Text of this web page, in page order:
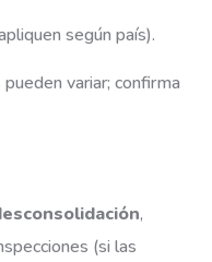
según país).
variar; confirma
,
(si las